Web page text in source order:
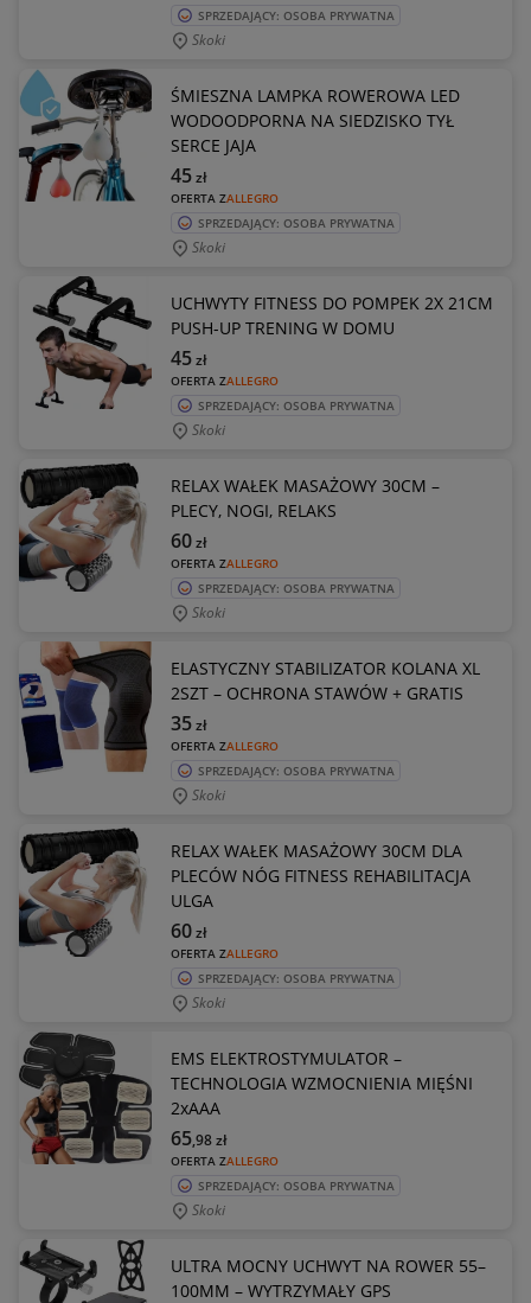
SPRZEDAJĄCY: OSOBA PRYWATNA
Skoki
ŚMIESZNA LAMPKA ROWEROWA LED
WODOODPORNA NA SIEDZISKO TYŁ
SERCE JAJA
OFERTA ZALLEGRO
45zł
SPRZEDAJĄCY: OSOBA PRYWATNA
Skoki
UCHWYTY FITNESS DO POMPEK 2X 21CM
PUSH-UP TRENING W DOMU
OFERTA ZALLEGRO
45zł
SPRZEDAJĄCY: OSOBA PRYWATNA
Skoki
RELAX WAŁEK MASAŻOWY 30CM –
PLECY, NOGI, RELAKS
OFERTA ZALLEGRO
60zł
SPRZEDAJĄCY: OSOBA PRYWATNA
Skoki
ELASTYCZNY STABILIZATOR KOLANA XL
2SZT – OCHRONA STAWÓW + GRATIS
OFERTA ZALLEGRO
35zł
SPRZEDAJĄCY: OSOBA PRYWATNA
Skoki
RELAX WAŁEK MASAŻOWY 30CM DLA
PLECÓW NÓG FITNESS REHABILITACJA
ULGA
OFERTA ZALLEGRO
60zł
SPRZEDAJĄCY: OSOBA PRYWATNA
Skoki
EMS ELEKTROSTYMULATOR –
TECHNOLOGIA WZMOCNIENIA MIĘŚNI
2xAAA
OFERTA ZALLEGRO
65,98zł
SPRZEDAJĄCY: OSOBA PRYWATNA
Skoki
ULTRA MOCNY UCHWYT NA ROWER 55–
100MM – WYTRZYMAŁY GPS